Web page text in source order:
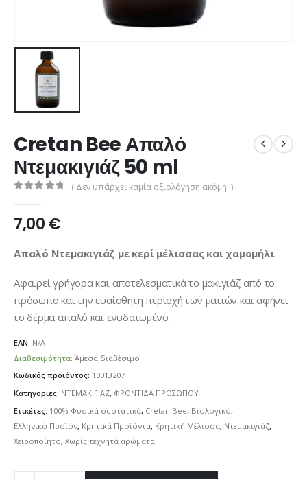
Cretan Bee Απαλό
Ντεμακιγιάζ 50 ml
( Δεν υπάρχει καμία αξιολόγηση ακόμη. )
7,00€
Απαλό Ντεμακιγιάζ με κερί μέλισσας και χαμομήλι
Αφαιρεί γρήγορα και αποτελεσματικά το μακιγιάζ από το
πρόσωπο και την ευαίσθητη περιοχή των ματιών και αφήνει
το δέρμα απαλό και ενυδατωμένο.
EAN: N/A
Διαθεσιμότητα: Άμεσα διαθέσιμο
Κωδικός προϊόντος: 10013207
Κατηγορίες: ΝΤΕΜΑΚΙΓΙΑΖ, ΦΡΟΝΤΙΔΑ ΠΡΟΣΩΠΟΥ
Ετικέτες: 100% Φυσικά συστατικά, Cretan Bee, Βιολογικό,
Ελληνικό Προϊόν, Κρητικά Προϊόντα, Κρητική Μέλισσα, Ντεμακιγιάζ,
Χειροποίητο, Χωρίς τεχνητά αρώματα